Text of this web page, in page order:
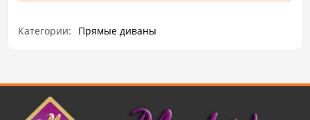
Категории: Прямые диваны